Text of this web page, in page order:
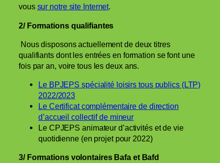
vous sur notre site Internet.
2/ Formations qualifiantes
Nous disposons actuellement de deux titres
qualifiants dont les entrées en formation se font une
fois par an, voire tous les deux ans.
Le BPJEPS spécialité loisirs tous publics (LTP)
2022/2023
Le Certificat complémentaire de direction
d’accueil collectif de mineur
Le CPJEPS animateur d’activités et de vie
quotidienne (en projet pour 2022)
3/ Formations volontaires Bafa et Bafd